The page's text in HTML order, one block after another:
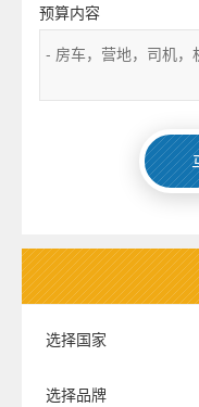
预算内容
选择国家
选择品牌